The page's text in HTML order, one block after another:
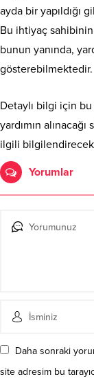
ayda bir yapıldığı
Bu ihtiyaç
bunun yanında,
gösterebilmektedir.
Detaylı bilgi için
yardımın
ilgili
Yorumlar
Daha sonraki
site adresim bu